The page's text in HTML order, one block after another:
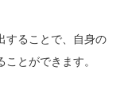
することで、自身の
とができます。